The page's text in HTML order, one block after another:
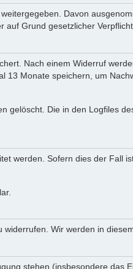
Davon
auf Grund gesetzlicher
Nach einem Widerruf
Monate speichern, um
gelöscht. Die in den Logfiles
werden. Sofern dies der Fall
Wir werden in
stehen (insbesondere das